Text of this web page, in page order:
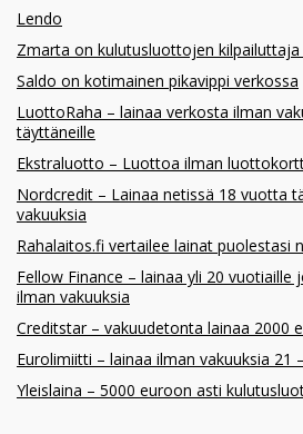
Lendo
Zmarta on kulutusluottojen kilpailuttaja
Saldo on kotimainen pikavippi verkossa
LuottoRaha – lainaa verkosta ilman
täyttäneille
Ekstraluotto – Luottoa ilman
Nordcredit – Lainaa netissä 18 vuotta
vakuuksia
Rahalaitos.fi vertailee lainat puolestasi
Fellow Finance – lainaa yli 20 vuotiaille
ilman vakuuksia
Creditstar – vakuudetonta lainaa 2000
Eurolimiitti – lainaa ilman vakuuksia 21
Yleislaina – 5000 euroon asti